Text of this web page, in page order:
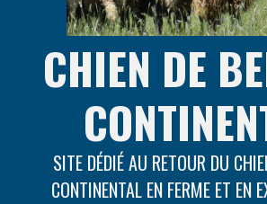
CHIEN DE
SITE DÉDIÉ AU RETOUR DU
CONTINENTAL EN FERME ET EN